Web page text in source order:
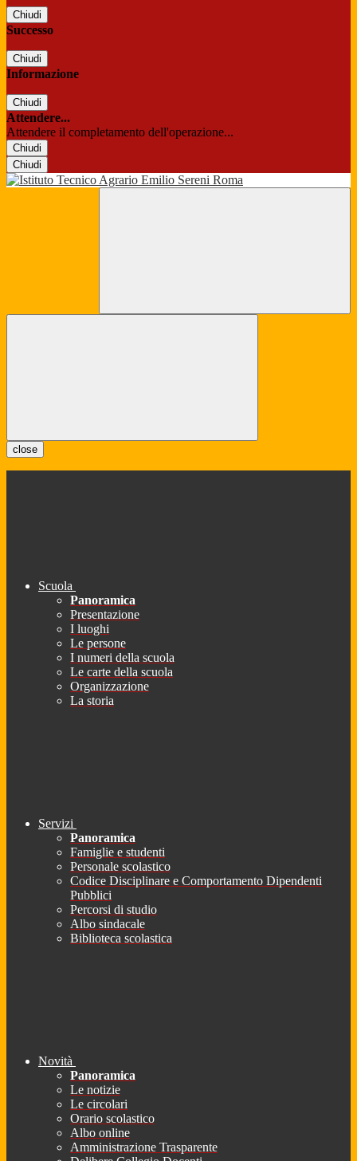
Chiudi
Successo
Chiudi
Informazione
Chiudi
Attendere...
Attendere il completamento dell'operazione...
Chiudi
Chiudi
close
Scuola
Panoramica
Presentazione
I luoghi
Le persone
I numeri della scuola
Le carte della scuola
Organizzazione
La storia
Servizi
Panoramica
Famiglie e studenti
Personale scolastico
Codice Disciplinare e Comportamento Dipendenti
Pubblici
Percorsi di studio
Albo sindacale
Biblioteca scolastica
Novità
Panoramica
Le notizie
Le circolari
Orario scolastico
Albo online
Amministrazione Trasparente